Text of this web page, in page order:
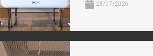
28/07/2026